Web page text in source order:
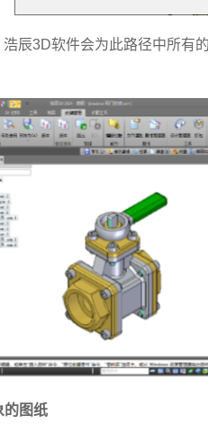
浩辰3D软件会为此路径中所有
的图纸